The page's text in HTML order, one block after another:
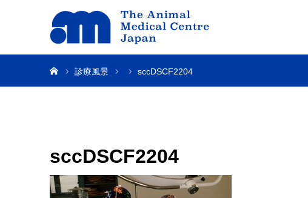
診療風景 sccDSCF2204
sccDSCF2204